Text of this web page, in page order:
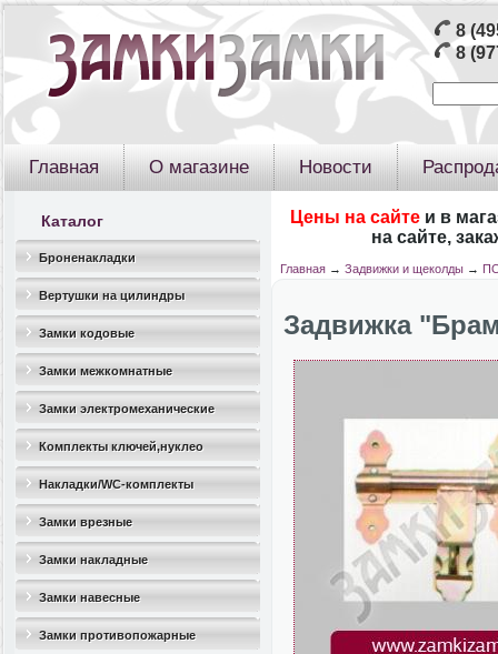
8
8
Главная О магазине Новости
Каталог
Броненакладки
Вертушки на цилиндры
Замки кодовые
Замки межкомнатные
Замки электромеханические
Комплекты ключей,нуклео
Накладки/WC-комплекты
Замки врезные
Замки накладные
Замки навесные
Замки противопожарные
Цены на сайте и в
на сайте,
Главная→ Задвижки и щеколды→
Задвижка